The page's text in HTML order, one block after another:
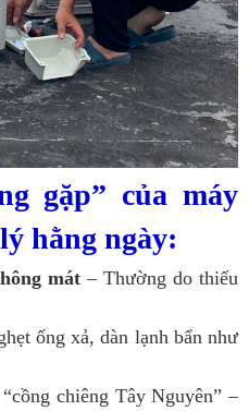
gặp” của máy
hằng ngày:
mát – Thường do thiếu
ống xả, dàn lạnh bẩn như
chiêng Tây Nguyên” –